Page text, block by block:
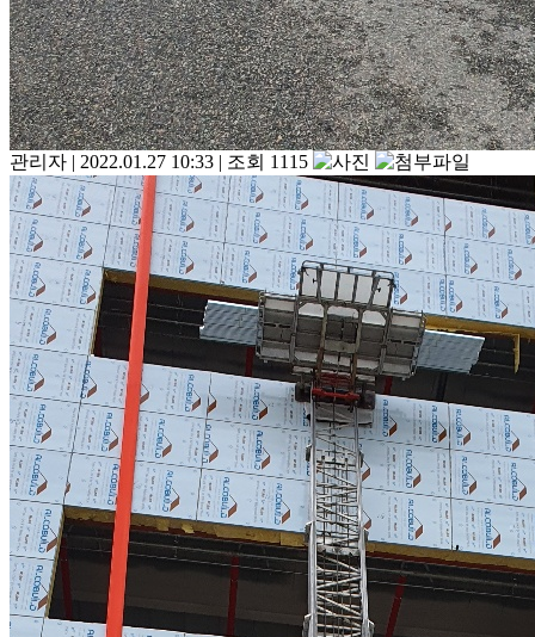
관리자 | 2022.01.27 10:33 | 조회 1115